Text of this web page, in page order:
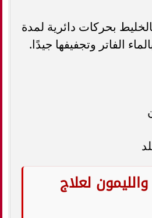
بحركات دائرية لمدة
والليمون لعلاج